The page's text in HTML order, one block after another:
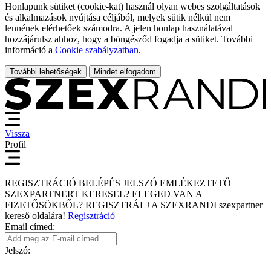
Honlapunk sütiket (cookie-kat) használ olyan webes szolgáltatások
és alkalmazások nyújtása céljából, melyek sütik nélkül nem
lennének elérhetőek számodra. A jelen honlap használatával
hozzájárulsz ahhoz, hogy a böngésződ fogadja a sütiket. További
információ a Cookie szabályzatban.
További lehetőségek Mindet elfogadom
Vissza
Profil
REGISZTRÁCIÓ BELÉPÉS JELSZÓ EMLÉKEZTETŐ
SZEXPARTNERT KERESEL? ELEGED VAN A
FIZETŐSÖKBŐL? REGISZTRÁLJ A SZEXRANDI szexpartner
kereső oldalára! Regisztráció
Email címed:
Jelszó: